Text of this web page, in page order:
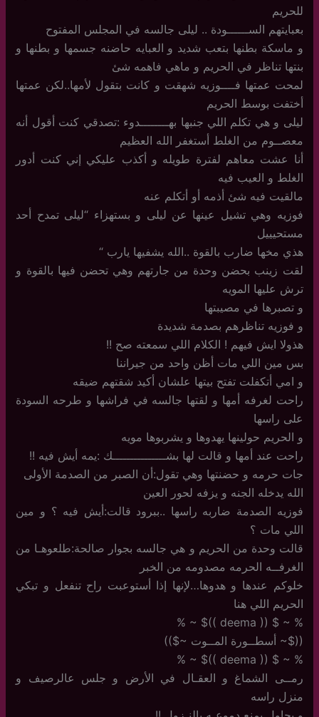
للحريم
بعبايتهم الســــــودة .. ليلى جالسه في المجلس المفتوح
و ماسكة بطنها بتعب شديد و العبايه حاضنه جسمها و بطنها و
بنتها تناظر في الحريم و ماهي فاهمه شئ
لمحت عمتها فــــوزيه شهقت و كانت بتقول لأمها..لكن عمتها
أختفت بوسط الحريم
ليلى و هي تكلم اللي جنبها بهــــــــدوء :تصدقي كنت أقول أنه
معصــوم من الغلط أستغفر الله العظيم
أنا عشت معاهم لفترة طويله و أكذب عليكي إني كنت أدور
الغلط و العيب فيه
مالقيت فيه شئ أذمه أو أتكلم عنه
فوزيه وهي تشيل عينها عن ليلى و بستهزاء “ليلى تمدح أحد
مستحيييل
هذي مخها ضارب بالقوة ..الله يشفيها يارب “
لقت زينب بحضن وحدة من جارتهم وهي تحضن فيها بالقوة و
ترش عليها المويه
و تصبرها في مصيبتها
و فوزيه تناظرهم بصدمة شديدة
هذولا ايش فيهم ! الكلام اللي سمعته صح !!
بس مين اللي مات أظن واحد من جيراننا
و امي أتكفلت تفتح بيتها علشان أكيد شقتهم ضيقه
راحت لغرفه أمها و لقتها جالسه في فراشها و طرحه السودة
على راسها
و الحريم حولينها يهدوها و يشربوها مويه
راحت عند أمها و قالت لها بشـــــــــــــــك :يمه أيش فيه !!
جات حرمه و حضنتها وهي تقول:أن الصبر من الصدمة الأولى
الله يدخله الجنه و يزفه لحور العين
فوزيه الصدمة ضاربه راسها ..ببرود قالت:أيش فيه ؟ و مين
اللي مات ؟
قالت وحدة من الحريم و هي جالسه بجوار صالحة:طلعوهـا من
الغرفــه الحرمه مصدومه من الخبر
خلوكم عندها و هدوها…لإنها إذا أستوعبت راح تنفعل و تبكي
الحريم اللي هنا
% ~ $ (( deema ))$ ~ %
(($~ أسطــورة المــوت ~$))
% ~ $ (( deema ))$ ~ %
رمــى الشماغ و العقـال في الأرض و جلس عالرصيف و
منزل راسه